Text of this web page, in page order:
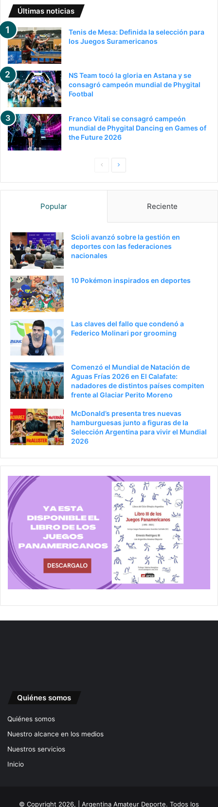
Últimas noticias
Tenis de Mesa: Definida la selección para
los Juegos Suramericanos
NS Team tocó la gloria en Astana y se
consagró campeón mundial de Phygital
Footbal
Franco Vitali se consagró campeón
mundial de Phygital Dancing en Games of
the Future 2026
PaginaSiguiente
Popular Reciente
Scioli avanzó sobre la gestión en
deportes con las federaciones
nacionales
10 Pokémon inspirados en deportes
Las claves del fallo que condenó a
Federico Molinari por grooming
Comenzó el Mundial de Natación de
Aguas Frías 2026 en El Calafate:
nadadores de distintos países compiten
frente al Glaciar Perito Moreno
McDonald’s presenta tres nuevas
hamburguesas junto a figuras de la
Selección Argentina para vivir el Mundial
2026
Quiénes somos
Quiénes somos
Nuestro alcance en los medios
Nuestros servicios
Inicio
© Copyright 2026, | Argentina Amateur Deporte. Todos los